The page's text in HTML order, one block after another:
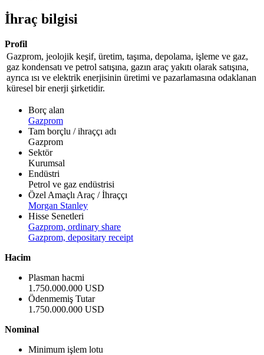
İhraç bilgisi
Profil
Gazprom, jeolojik keşif, üretim, taşıma, depolama, işleme ve gaz,
gaz kondensatı ve petrol satışına, gazın araç yakıtı olarak satışına,
ayrıca ısı ve elektrik enerjisinin üretimi ve pazarlamasına odaklanan
küresel bir enerji şirketidir.
Borç alan
Gazprom
Tam borçlu / ihraççı adı
Gazprom
Sektör
Kurumsal
Endüstri
Petrol ve gaz endüstrisi
Özel Amaçlı Araç / İhraççı
Morgan Stanley
Hisse Senetleri
Gazprom, ordinary share
Gazprom, depositary receipt
Hacim
Plasman hacmi
1.750.000.000 USD
Ödenmemiş Tutar
1.750.000.000 USD
Nominal
Minimum işlem lotu